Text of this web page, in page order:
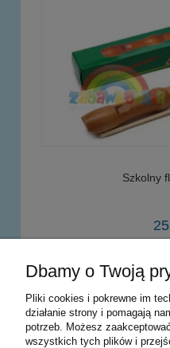
Szkolny
do
Dbamy o Twoją
Pliki cookies i pokrewne im
działanie strony i pomagają
potrzeb. Możesz
wszystkich tych plików i